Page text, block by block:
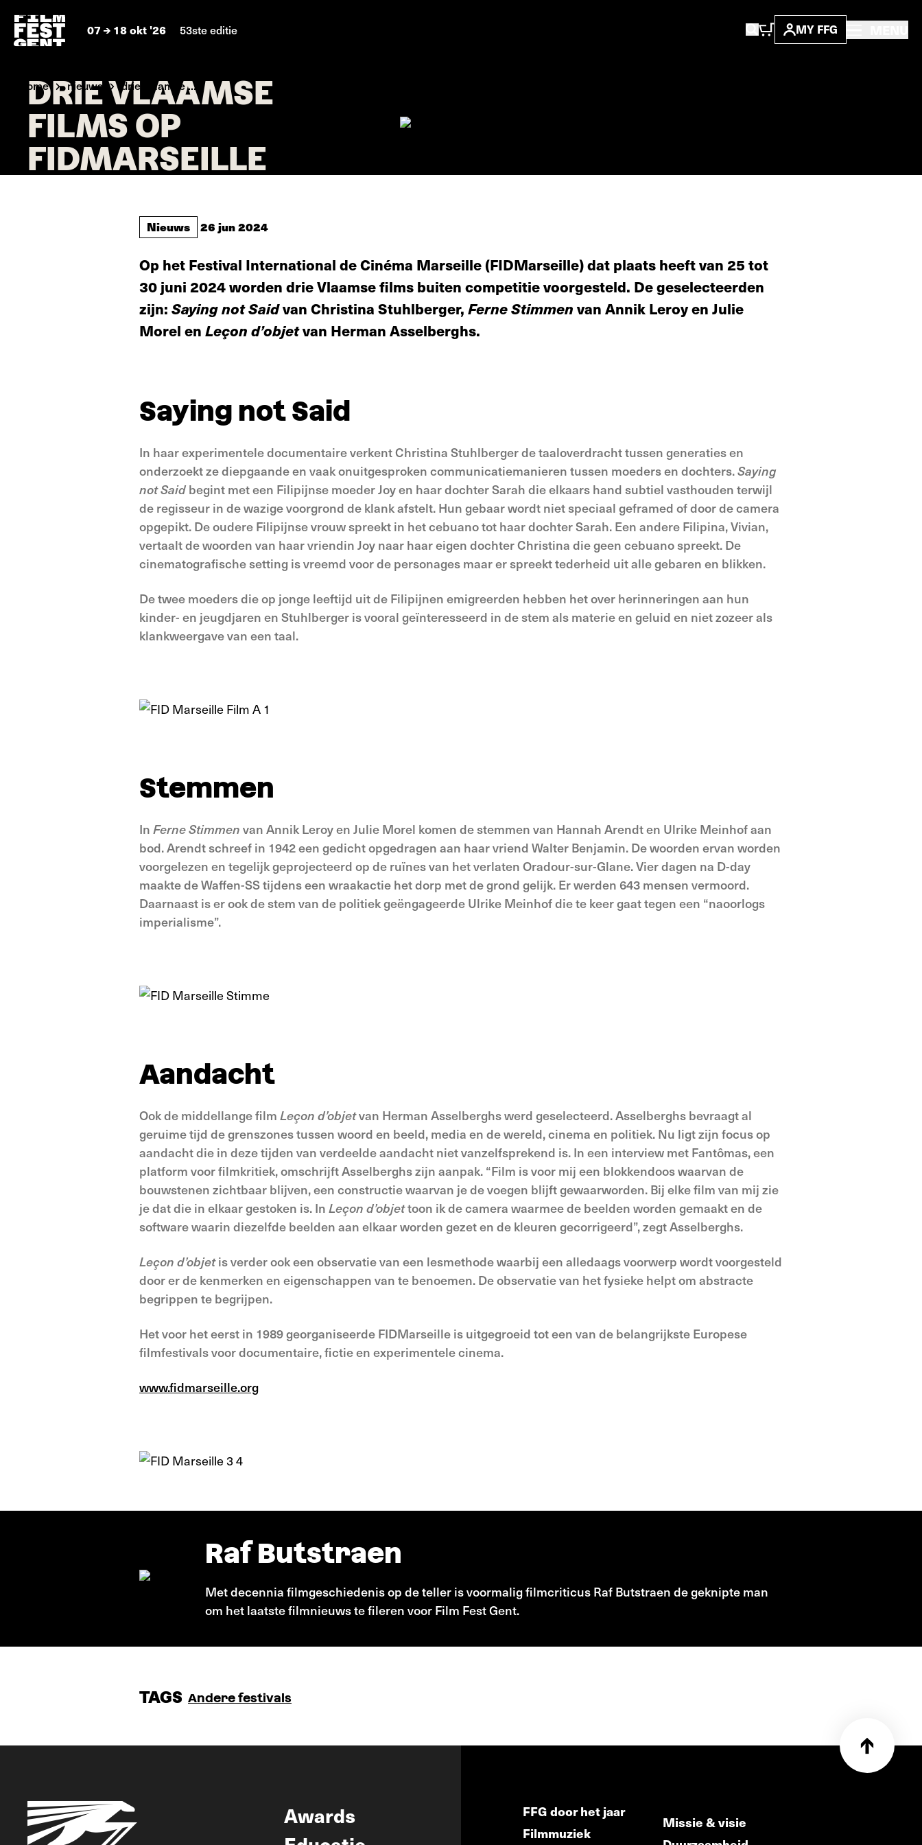
07 18 okt '26 53ste editie MY FFG
home nieuws drie vlaamse ...
DRIE VLAAMSE
FILMS OP
FIDMARSEILLE
Nieuws 26 jun 2024
Op het Festival International de Cinéma Marseille (FIDMarseille) dat plaats heeft van 25 tot
30 juni 2024 worden drie Vlaamse films buiten competitie voorgesteld. De geselecteerden
zijn: Sayingnot Saidvan Christina Stuhlberger, FerneStimmen van Annik Leroy en Julie
Morel en Leçon d’objetvan Herman Asselberghs.
Saying not Said
In haar experimentele documentaire verkent Christina Stuhlberger de taaloverdracht tussen generaties en
onderzoekt ze diepgaande en vaak onuitgesproken communicatiemanieren tussen moeders en dochters.Saying
not Said begint met een Filipijnse moeder Joy en haar dochter Sarah die elkaars hand subtiel vasthouden terwijl
de regisseur in de wazige voorgrond de klank afstelt. Hun gebaar wordt niet speciaal geframed of door de camera
opgepikt. De oudere Filipijnse vrouw spreekt in het cebuano tot haar dochter Sarah. Een andere Filipina, Vivian,
vertaalt de woorden van haar vriendin Joy naar haar eigen dochter Christina die geen cebuano spreekt. De
cinematografische setting is vreemd voor de personages maar er spreekt tederheid uit alle gebaren en blikken.
De twee moeders die op jonge leeftijd uit de Filipijnen emigreerden hebben het over herinneringen aan hun
kinder- en jeugdjaren en Stuhlberger is vooral geïnteresseerd in de stem als materie en geluid en niet zozeer als
klankweergave van een taal.
Stemmen
In FerneStimmen van Annik Leroy en Julie Morel komen de stemmen van Hannah Arendt en Ulrike Meinhof aan
bod. Arendt schreef in 1942 een gedicht opgedragen aan haar vriend Walter Benjamin. De woorden ervan worden
voorgelezen en tegelijk geprojecteerd op de ruïnes van het verlaten Oradour-sur-Glane. Vier dagen na D-day
maakte de Waffen-SS tijdens een wraakactie het dorp met de grond gelijk. Er werden 643 mensen vermoord.
Daarnaast is er ook de stem van de politiek geëngageerde Ulrike Meinhof die te keer gaat tegen een “naoorlogs
imperialisme”.
Aandacht
Ook de middellange film Leçon d’objetvan Herman Asselberghs werd geselecteerd. Asselberghs bevraagt al
geruime tijd de grenszones tussen woord en beeld, media en de wereld, cinema en politiek. Nu ligt zijn focus op
aandacht die in deze tijden van verdeelde aandacht niet vanzelfsprekend is. In een interview met Fantômas, een
platform voor filmkritiek, omschrijft Asselberghs zijn aanpak. “Film is voor mij een blokkendoos waarvan de
bouwstenen zichtbaar blijven, een constructie waarvan je de voegen blijft gewaarworden. Bij elke film van mij zie
je dat die in elkaar gestoken is. In Leçon d’objettoon ik de camera waarmee de beelden worden gemaakt en de
software waarin diezelfde beelden aan elkaar worden gezet en de kleuren gecorrigeerd”, zegt Asselberghs.
Leçon d’objetis verder ook een observatie van een lesmethode waarbij een alledaags voorwerp wordt voorgesteld
door er de kenmerken en eigenschappen van te benoemen. De observatie van het fysieke helpt om abstracte
begrippen te begrijpen.
Het voor het eerst in 1989 georganiseerde FIDMarseille is uitgegroeid tot een van de belangrijkste Europese
filmfestivals voor documentaire, fictie en experimentele cinema.
www.fidmarseille.org
Raf Butstraen
Met decennia filmgeschiedenis op de teller is voormalig filmcriticus Raf Butstraen de geknipte man
om het laatste filmnieuws te fileren voor Film Fest Gent.
TAGS Andere festivals
Awards
FFG door het jaar
Filmmuziek
Missie & visie